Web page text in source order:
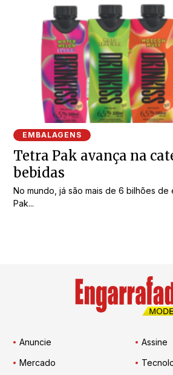
EMBALAGENS
Tetra Pak avança na
bebidas
No mundo, já são mais de 6 bilhões de
Pak...
Anuncie
Assine
Mercado